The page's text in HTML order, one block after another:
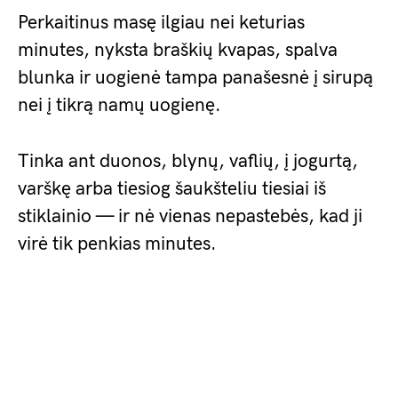
Perkaitinus masę ilgiau nei keturias
minutes, nyksta braškių kvapas, spalva
blunka ir uogienė tampa panašesnė į sirupą
nei į tikrą namų uogienę.
Tinka ant duonos, blynų, vaflių, į jogurtą,
varškę arba tiesiog šaukšteliu tiesiai iš
stiklainio — ir nė vienas nepastebės, kad ji
virė tik penkias minutes.